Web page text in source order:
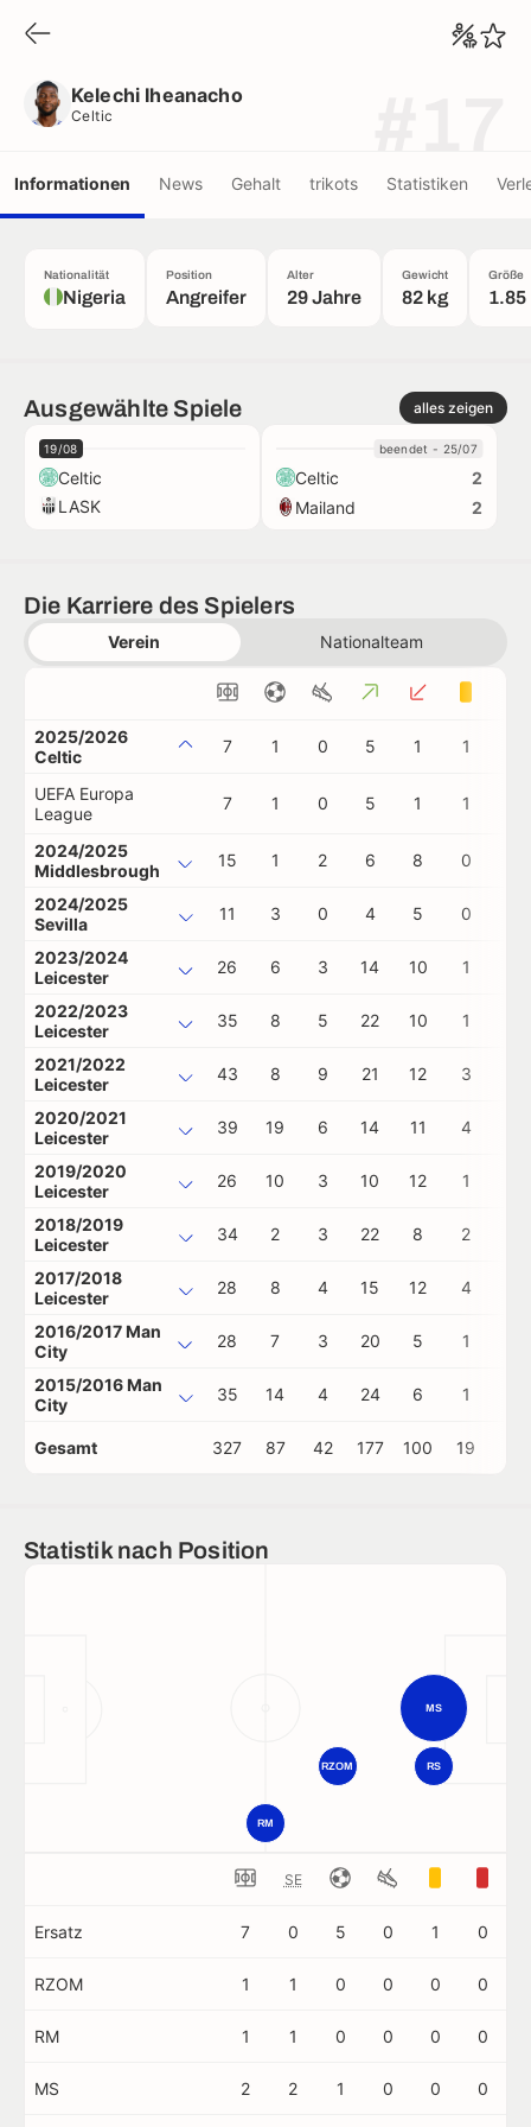
Kelechi Iheanacho
Celtic
Informationen News Gehalt trikots Statistiken
Nationalität
Nigeria
Position
Angreifer
Alter
29 Jahre
Gewicht
82 kg
Größe
1.85
Ausgewählte Spiele alles zeigen
19/08
Celtic
LASK
beendet - 25/07
Celtic
2
Mailand
2
Die Karriere des Spielers
Verein Nationalteam
2025/2026
Celtic
7 1 0 5 1 1
UEFA Europa
League
7 1 0 5 1 1
2024/2025
Middlesbrough
15 1 2 6 8 0
2024/2025
Sevilla
11 3 0 4 5 0
2023/2024
Leicester
26 6 3 14 10 1
2022/2023
Leicester
35 8 5 22 10 1
2021/2022
Leicester
43 8 9 21 12 3
2020/2021
Leicester
39 19 6 14 11 4
2019/2020
Leicester
26 10 3 10 12 1
2018/2019
Leicester
34 2 3 22 8 2
2017/2018
Leicester
28 8 4 15 12 4
2016/2017 Man
City
28 7 3 20 5 1
2015/2016 Man
City
35 14 4 24 6 1
Gesamt 327 87 42 177 100 19
Statistik nach Position
MS
RZOM
RM
RS
SE
Ersatz 7 0 5 0 1 0
RZOM 1 1 0 0 0 0
RM 1 1 0 0 0 0
MS 2 2 1 0 0 0